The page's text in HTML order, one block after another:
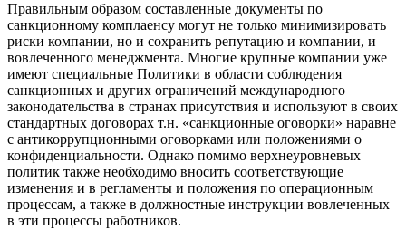
Правильным образом составленные документы по
санкционному комплаенсу могут не только минимизировать
риски компании, но и сохранить репутацию и компании, и
вовлеченного менеджмента. Многие крупные компании уже
имеют специальные Политики в области соблюдения
санкционных и других ограничений международного
законодательства в странах присутствия и используют в своих
стандартных договорах т.н. «санкционные оговорки» наравне
с антикоррупционными оговорками или положениями о
конфиденциальности. Однако помимо верхнеуровневых
политик также необходимо вносить соответствующие
изменения и в регламенты и положения по операционным
процессам, а также в должностные инструкции вовлеченных
в эти процессы работников.